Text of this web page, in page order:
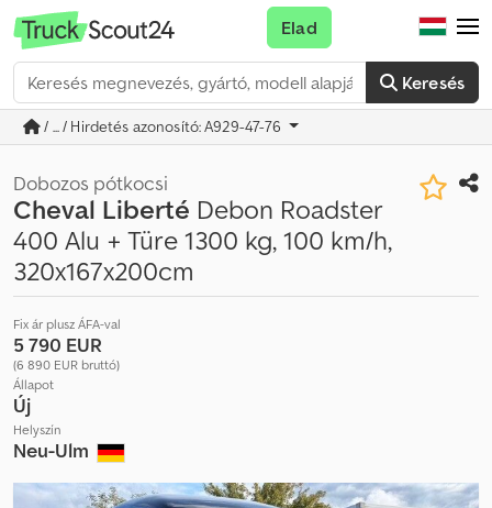
Keresés
Elad
/ ... / Hirdetés azonosító: A929-47-76
Dobozos pótkocsi
Cheval Liberté Debon Roadster
400 Alu + Türe 1300 kg, 100 km/h,
320x167x200cm
Fix ár plusz ÁFA-val
5 790 EUR
(6 890 EUR bruttó)
Állapot
Új
Helyszín
Neu-Ulm